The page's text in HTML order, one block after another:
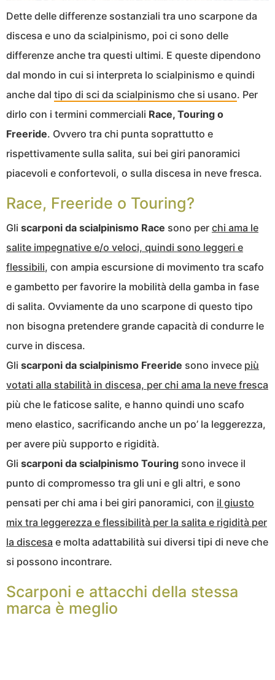
Dette delle differenze sostanziali tra uno scarpone da
discesa e uno da scialpinismo, poi ci sono delle
differenze anche tra questi ultimi. E queste dipendono
dal mondo in cui si interpreta lo scialpinismo e quindi
anche dal tipo di sci da scialpinismo che si usano. Per
dirlo con i termini commerciali Race, Touring o
Freeride. Ovvero tra chi punta soprattutto e
rispettivamente sulla salita, sui bei giri panoramici
piacevoli e confortevoli, o sulla discesa in neve fresca.
Race, Freeride o Touring?
Gli scarponi da scialpinismo Race sono per chi ama le
salite impegnative e/o veloci, quindi sono leggeri e
flessibili, con ampia escursione di movimento tra scafo
e gambetto per favorire la mobilità della gamba in fase
di salita. Ovviamente da uno scarpone di questo tipo
non bisogna pretendere grande capacità di condurre le
curve in discesa.
Gli scarponi da scialpinismo Freeride sono invece più
votati alla stabilità in discesa, per chi ama la neve fresca
più che le faticose salite, e hanno quindi uno scafo
meno elastico, sacrificando anche un po’ la leggerezza,
per avere più supporto e rigidità.
Gli scarponi da scialpinismo Touring sono invece il
punto di compromesso tra gli uni e gli altri, e sono
pensati per chi ama i bei giri panoramici, con il giusto
mix tra leggerezza e flessibilità per la salita e rigidità per
la discesa e molta adattabilità sui diversi tipi di neve che
si possono incontrare.
Scarponi e attacchi della stessa
marca è meglio